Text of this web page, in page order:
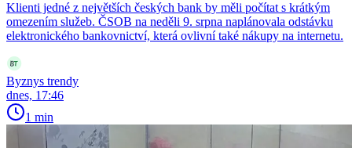
Klienti jedné z největších českých bank by měli počítat s krátkým
omezením služeb. ČSOB na neděli 9. srpna naplánovala odstávku
elektronického bankovnictví, která ovlivní také nákupy na internetu.
Byznys trendy
dnes, 17:46
1 min